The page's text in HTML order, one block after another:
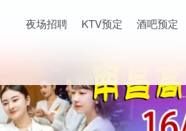
夜场招聘 KTV预定 酒吧预定